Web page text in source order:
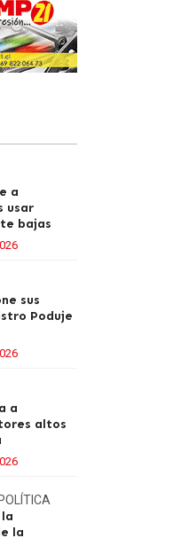
a
usar
bajas
sus
Poduje
a
altos
POLÍTICA
la